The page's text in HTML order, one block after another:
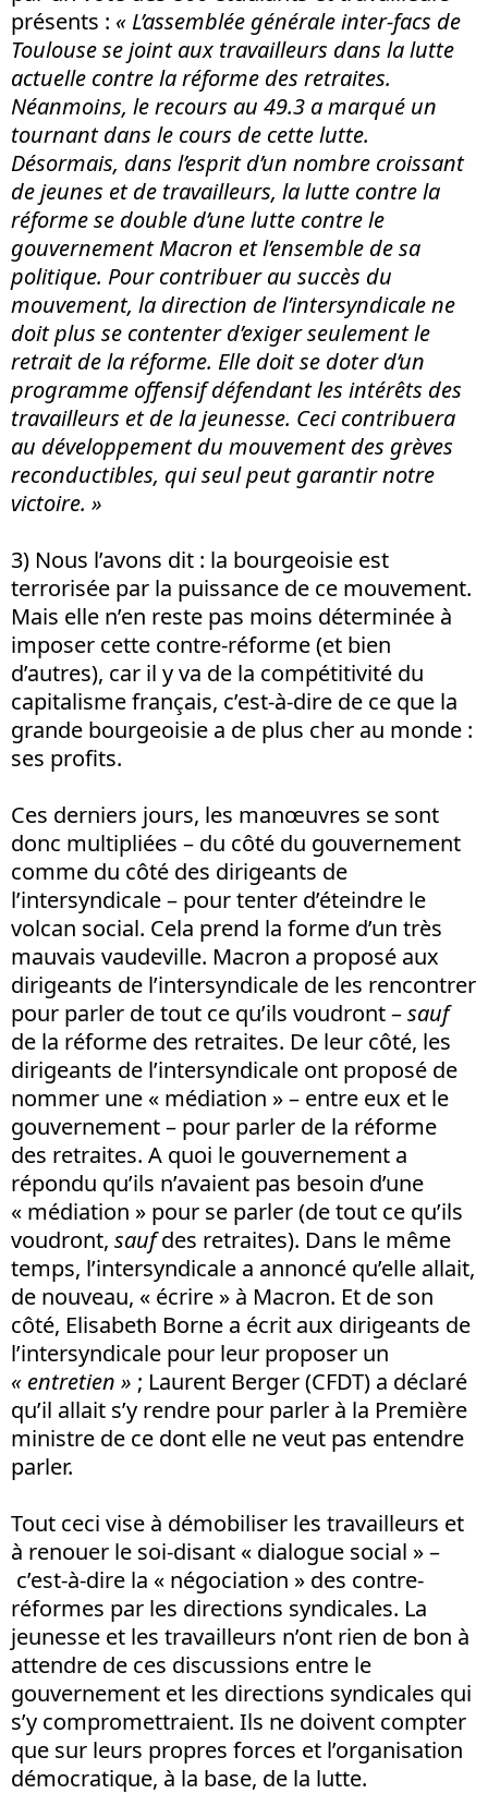
présents : « L’assemblée générale inter-facs de
Toulouse se joint aux travailleurs dans la lutte
actuelle contre la réforme des retraites.
Néanmoins, le recours au 49.3 a marqué un
tournant dans le cours de cette lutte.
Désormais, dans l’esprit d’un nombre croissant
de jeunes et de travailleurs, la lutte contre la
réforme se double d’une lutte contre le
gouvernement Macron et l’ensemble de sa
politique. Pour contribuer au succès du
mouvement, la direction de l’intersyndicale ne
doit plus se contenter d’exiger seulement le
retrait de la réforme. Elle doit se doter d’un
programme offensif défendant les intérêts des
travailleurs et de la jeunesse. Ceci contribuera
au développement du mouvement des grèves
reconductibles, qui seul peut garantir notre
victoire. »
3) Nous l’avons dit : la bourgeoisie est
terrorisée par la puissance de ce mouvement.
Mais elle n’en reste pas moins déterminée à
imposer cette contre-réforme (et bien
d’autres), car il y va de la compétitivité du
capitalisme français, c’est-à-dire de ce que la
grande bourgeoisie a de plus cher au monde :
ses profits.
Ces derniers jours, les manœuvres se sont
donc multipliées – du côté du gouvernement
comme du côté des dirigeants de
l’intersyndicale – pour tenter d’éteindre le
volcan social. Cela prend la forme d’un très
mauvais vaudeville. Macron a proposé aux
dirigeants de l’intersyndicale de les rencontrer
pour parler de tout ce qu’ils voudront –sauf
de la réforme des retraites. De leur côté, les
dirigeants de l’intersyndicale ont proposé de
nommer une « médiation » – entre eux et le
gouvernement – pour parler de la réforme
des retraites. A quoi le gouvernement a
répondu qu’ils n’avaient pas besoin d’une
« médiation » pour se parler (de tout ce qu’ils
voudront, saufdes retraites). Dans le même
temps, l’intersyndicale a annoncé qu’elle allait,
de nouveau, « écrire » à Macron. Et de son
côté, Elisabeth Borne a écrit aux dirigeants de
l’intersyndicale pour leur proposer un
« entretien » ; Laurent Berger (CFDT) a déclaré
qu’il allait s’y rendre pour parler à la Première
ministre de ce dont elle ne veut pas entendre
parler.
Tout ceci vise à démobiliser les travailleurs et
à renouer le soi-disant « dialogue social » –
c’est-à-dire la « négociation » des contre-
réformes par les directions syndicales. La
jeunesse et les travailleurs n’ont rien de bon à
attendre de ces discussions entre le
gouvernement et les directions syndicales qui
s’y compromettraient. Ils ne doivent compter
que sur leurs propres forces et l’organisation
démocratique, à la base, de la lutte.